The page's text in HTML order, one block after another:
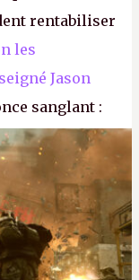
rentabiliser
les
Jason
sanglant :
de
gros, essorer
P.